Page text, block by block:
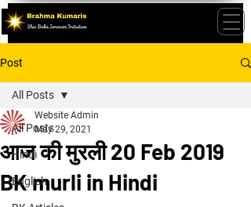
Post
All Posts
Hindi
English
All Posts
आज की मुरली 20 Feb 2019
BK murli in Hindi
Website Admin
May 29, 2021